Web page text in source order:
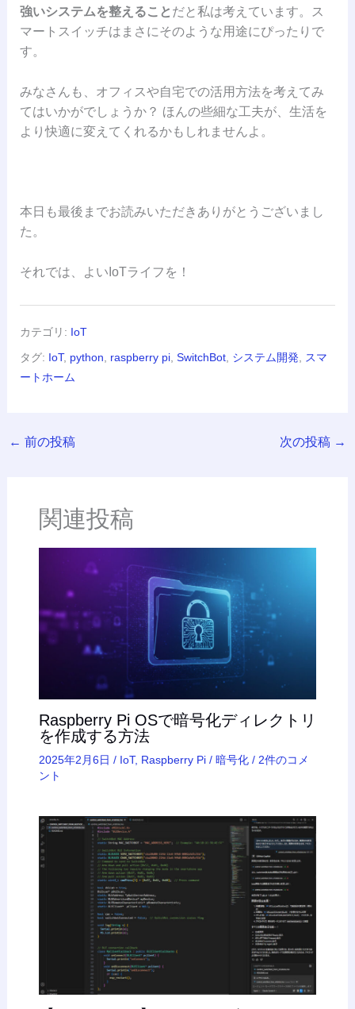
強いシステムを整えること だと私は考えています。ス
マートスイッチはまさにそのような用途にぴったりで
す。
みなさんも、オフィスや自宅での活用方法を考えてみ
てはいかがでしょうか？ ほんの些細な工夫が、生活を
より快適に変えてくれるかもしれませんよ。
本日も最後までお読みいただきありがとうございまし
た。
それでは、よいIoTライフを！
カテゴリ: IoT
タグ: IoT, python, raspberry pi, SwitchBot, システム開発, スマ
ートホーム
← 前の投稿 次の投稿 →
関連投稿
Raspberry Pi OSで暗号化ディレクトリ
を作成する方法
2025年2月6日 / IoT, Raspberry Pi/ 暗号化/ 2件のコメ
ント